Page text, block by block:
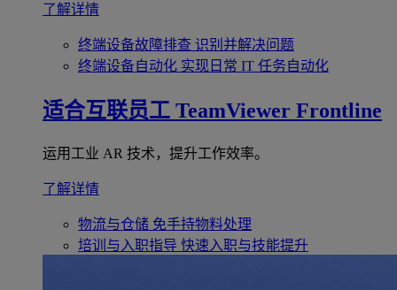
了解详情
终端设备故障排查 识别并解决问题
终端设备自动化 实现日常 IT 任务自动化
适合互联员工 TeamViewer Frontline
运用工业 AR 技术，提升工作效率。
了解详情
物流与仓储 免手持物料处理
培训与入职指导 快速入职与技能提升